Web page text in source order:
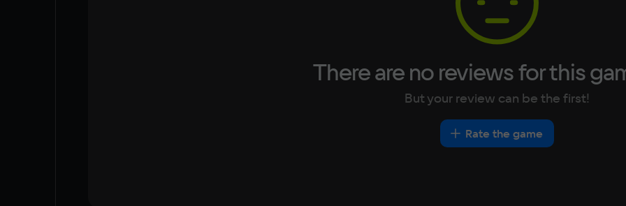
There are no reviews for this
But your review can be the first!
Rate the game